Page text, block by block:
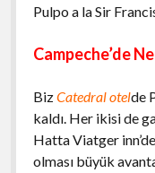
Pulpo a la Sir
Campeche’de
BizCatedral otelde
kaldı. Her ikisi de
Hatta Viatger
olması büyük